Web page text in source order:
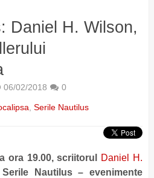
Daniel H. Wilson,
06/02/2018 0
Serile Nautilus
ora 19.00, scriitorul
Daniel H.
Nautilus – evenimente